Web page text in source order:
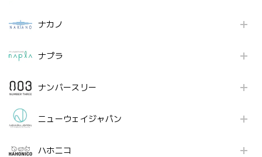
ナカノ
ナプラ
ナンバースリー
ニューウェイジャパン
ハホニコ